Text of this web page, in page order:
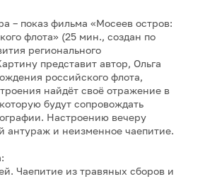
– показ фильма «Мосеев остров:
флота» (25 мин., создан по
регионального
представит автор, Ольга
российского флота,
найдёт своё отражение в
будут сопровождать
Настроению вечеру
антураж и неизменное чаепитие.
Чаепитие из травяных сборов и